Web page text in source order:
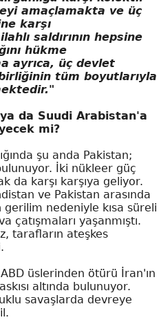
amaçlamakta ve üç
karşı
saldırının hepsine
hükme
ayrıca, üç devlet
tüm boyutlarıyla
da Suudi Arabistan'a
mi?
şu anda Pakistan;
İki nükleer güç
da karşı karşıya geliyor.
ve Pakistan arasında
nedeniyle kısa süreli
çatışmaları yaşanmıştı.
tarafların ateşkes
üslerinden ötürü İran'ın
altında bulunuyor.
savaşlarda devreye